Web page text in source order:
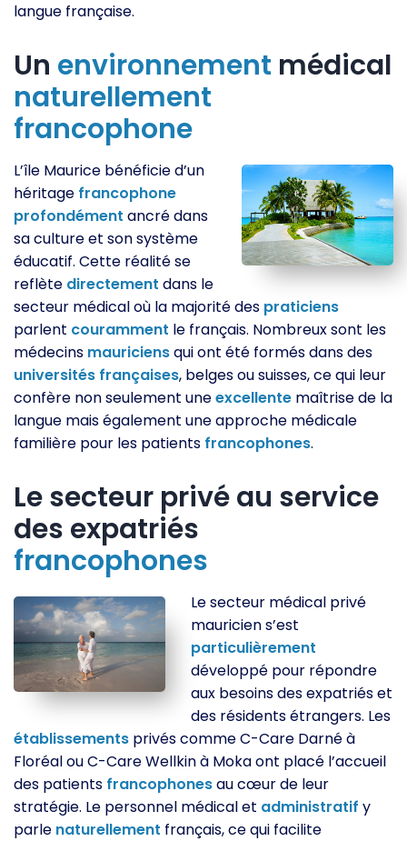
langue française.
Un environnement médical
naturellement
francophone
L’île Maurice bénéficie d’un
héritage francophone
profondément ancré dans
sa culture et son système
éducatif. Cette réalité se
reflète directement dans le
secteur médical où la majorité des praticiens
parlent couramment le français. Nombreux sont les
médecins mauriciensqui ont été formés dans des
universités françaises, belges ou suisses, ce qui leur
confère non seulement uneexcellente maîtrise de la
langue mais également une approche médicale
familière pour les patients francophones.
Le secteur privé au service
des expatriés
francophones
Le secteur médical privé
mauricien s’est
particulièrement
développé pour répondre
aux besoins des expatriés et
des résidents étrangers. Les
établissements privés comme C-Care Darné à
Floréal ou C-Care Wellkin à Moka ont placé l’accueil
des patients francophonesau cœur de leur
stratégie. Le personnel médical et administratif y
parle naturellement français, ce qui facilite